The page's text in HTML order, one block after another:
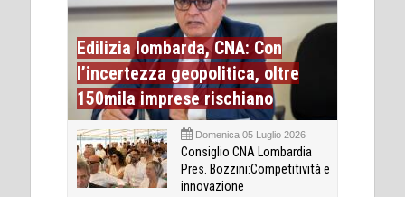
Edilizia lombarda, CNA: Con
l’incertezza geopolitica, oltre
150mila imprese rischiano
Domenica 05 Luglio 2026
Consiglio CNA Lombardia
Pres. Bozzini:Competitività e
innovazione